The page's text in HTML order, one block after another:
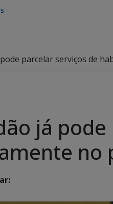
parcelar serviços de
já
no